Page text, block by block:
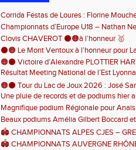
Corrida Festas de Loures : Florine
! 🇵🇹
Championnats d’Europe U18 – Nathan
🇨🇭🏃
Clovis CHAVEROT ⚫️🟠à l’honneur 🥇
⚫️🟠 Le Mont Ventoux à l’honneur pour
🟠⚫️ Victoire d’Alexandre PLOTTIER
– La Garinette ! 🏆👏
Résultat Meeting National de l’Est
🟠⚫️ Tour du Lac de Joux 2026 : José
catégorie ! 🏃‍♂️🏆
Une pluie de records et de podiums hier
clôturer en beauté cette belle saison
Magnifique podium Régionale pour
Beaux podiums Amélia Gilbert Boccard
🏟️ CHAMPIONNATS ALPES CJES –
2026
🏟️ CHAMPIONNATS AUVERGNE